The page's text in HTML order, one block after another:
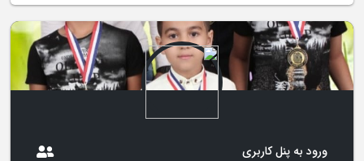
ورود به پنل کاربری